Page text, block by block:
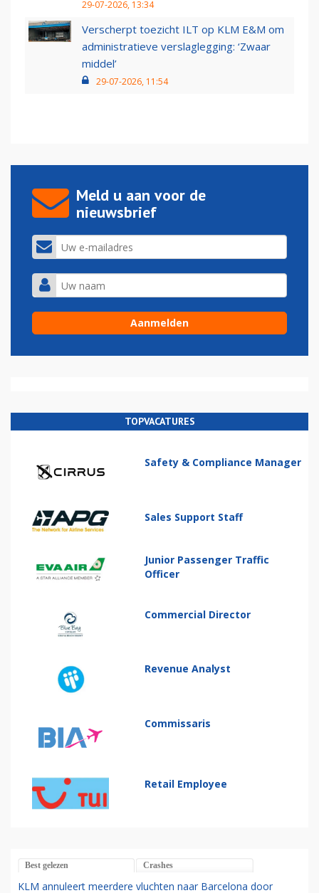
29-07-2026, 13:34
Verscherpt toezicht ILT op KLM E&M om
administratieve verslaglegging: ‘Zwaar
middel’
29-07-2026, 11:54
Meld u aan voor de
nieuwsbrief
TOPVACATURES
Safety & Compliance Manager
Sales Support Staff
Junior Passenger Traffic
Officer
Commercial Director
Revenue Analyst
Commissaris
Retail Employee
Best gelezen Crashes
KLM annuleert meerdere vluchten naar Barcelona door